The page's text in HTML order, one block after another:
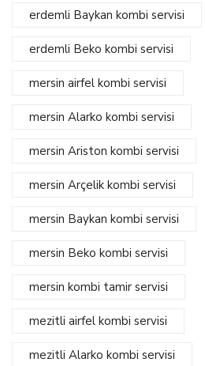
erdemli Baykan kombi servisi
erdemli Beko kombi servisi
mersin airfel kombi servisi
mersin Alarko kombi servisi
mersin Ariston kombi servisi
mersin Arçelik kombi servisi
mersin Baykan kombi servisi
mersin Beko kombi servisi
mersin kombi tamir servisi
mezitli airfel kombi servisi
mezitli Alarko kombi servisi